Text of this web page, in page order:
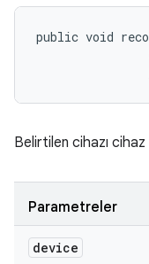
public void
Belirtilen cihazı cihaz
Parametreler
device